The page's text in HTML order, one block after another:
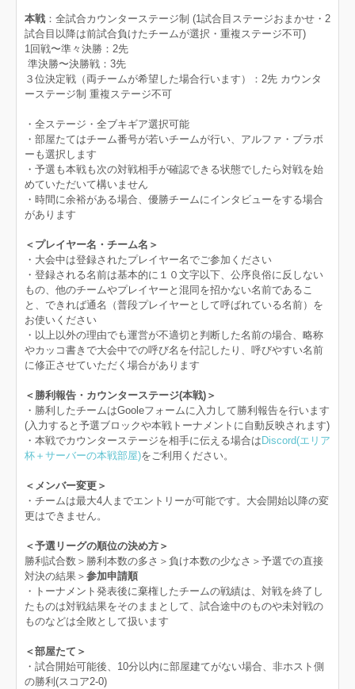
本戦 ：全試合カウンターステージ制 (1試合目ステージおまかせ・2
試合目以降は前試合負けたチームが選択・重複ステージ不可)
1回戦〜準々決勝：2先
準決勝〜決勝戦：3先
３位決定戦（両チームが希望した場合行います）：2先 カウンタ
ーステージ制 重複ステージ不可
・全ステージ・全ブキギア選択可能
・部屋たてはチーム番号が若いチームが行い、アルファ・ブラボ
ーも選択します
・予選も本戦も次の対戦相手が確認できる状態でしたら対戦を始
めていただいて構いません
・時間に余裕がある場合、優勝チームにインタビューをする場合
があります
＜プレイヤー名・チーム名＞
・大会中は登録されたプレイヤー名でご参加ください
・登録される名前は基本的に１０文字以下、公序良俗に反しない
もの、他のチームやプレイヤーと混同を招かない名前であるこ
と、できれば通名（普段プレイヤーとして呼ばれている名前）を
お使いください
・以上以外の理由でも運営が不適切と判断した名前の場合、略称
やカッコ書きで大会中での呼び名を付記したり、呼びやすい名前
に修正させていただく場合があります
＜勝利報告・カウンターステージ(本戦)＞
・勝利したチームはGooleフォームに入力して勝利報告を行います
(入力すると予選ブロックや本戦トーナメントに自動反映されます)
・本戦でカウンターステージを相手に伝える場合は Discord(エリア
杯＋サーバーの本戦部屋)をご利用ください。
＜メンバー変更＞
・チームは最大4人までエントリーが可能です。大会開始以降の変
更はできません。
＜予選リーグの順位の決め方＞
勝利試合数＞勝利本数の多さ＞負け本数の少なさ＞予選での直接
対決の結果＞ 参加申請順
・トーナメント発表後に棄権したチームの戦績は、対戦を終了し
たものは対戦結果をそのままとして、試合途中のものや未対戦の
ものなどは全敗として扱います
＜部屋たて＞
・試合開始可能後、10分以内に部屋建てがない場合、非ホスト側
の勝利(スコア2-0)